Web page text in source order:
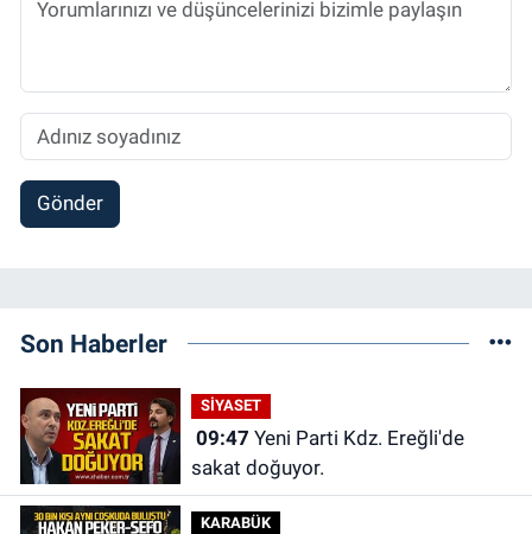
Gönder
Son Haberler
SİYASET
09:47
sakat doğuyor.
KARABÜK